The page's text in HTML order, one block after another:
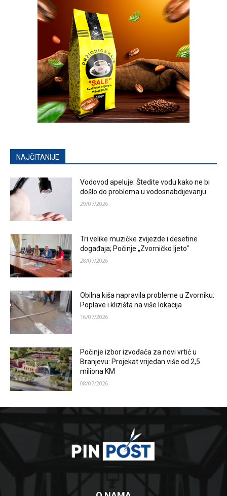
NAJČITANIJE
Vodovod apeluje: Štedite vodu kako ne bi
došlo do problema u vodosnabdijevanju
29/07/2026
Tri velike muzičke zvijezde i desetine
događaja; Počinje „Zvorničko ljeto“
28/07/2026
Obilna kiša napravila probleme u Zvorniku:
Poplave i klizišta na više lokacija
16/07/2026
Počinje izbor izvođača za novi vrtić u
Branjevu: Projekat vrijedan više od 2,5
miliona KM
08/07/2026